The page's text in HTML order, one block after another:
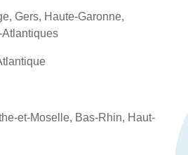
Gers, Haute-Garonne,
Atlantiques
et-Moselle, Bas-Rhin, Haut-